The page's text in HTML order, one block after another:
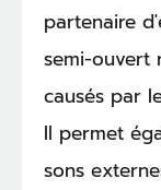
partenaire
semi-ouvert
causés par
Il permet
sons